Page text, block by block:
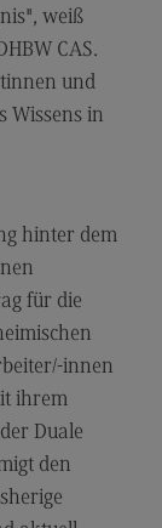
weiß
CAS.
und
Wissens in
hinter dem
für die
innen
ihrem
Duale
den